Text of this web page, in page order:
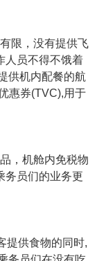
限，没有提供飞
人员不得不饿着
供机内配餐的航
惠券(TVC),用于
，机舱内免税物
务员们的业务更
供食物的同时,